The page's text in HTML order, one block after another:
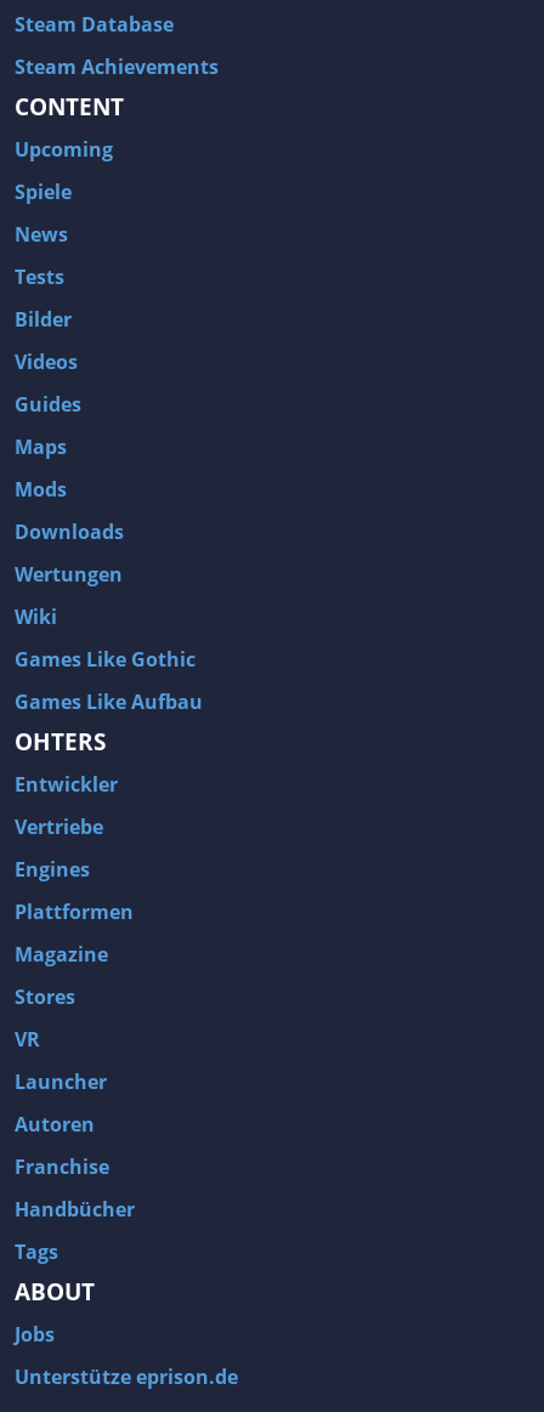
Steam Database
Steam Achievements
CONTENT
Upcoming
Spiele
News
Tests
Bilder
Videos
Guides
Maps
Mods
Downloads
Wertungen
Wiki
Games Like Gothic
Games Like Aufbau
OHTERS
Entwickler
Vertriebe
Engines
Plattformen
Magazine
Stores
VR
Launcher
Autoren
Franchise
Handbücher
Tags
ABOUT
Jobs
Unterstütze eprison.de